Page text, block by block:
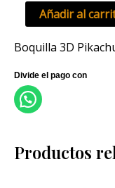
Añadir al
Boquilla 3D
Productos